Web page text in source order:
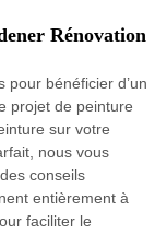
Rénovation
bénéficier d’un
projet de peinture
sur votre
nous vous
conseils
entièrement à
faciliter le